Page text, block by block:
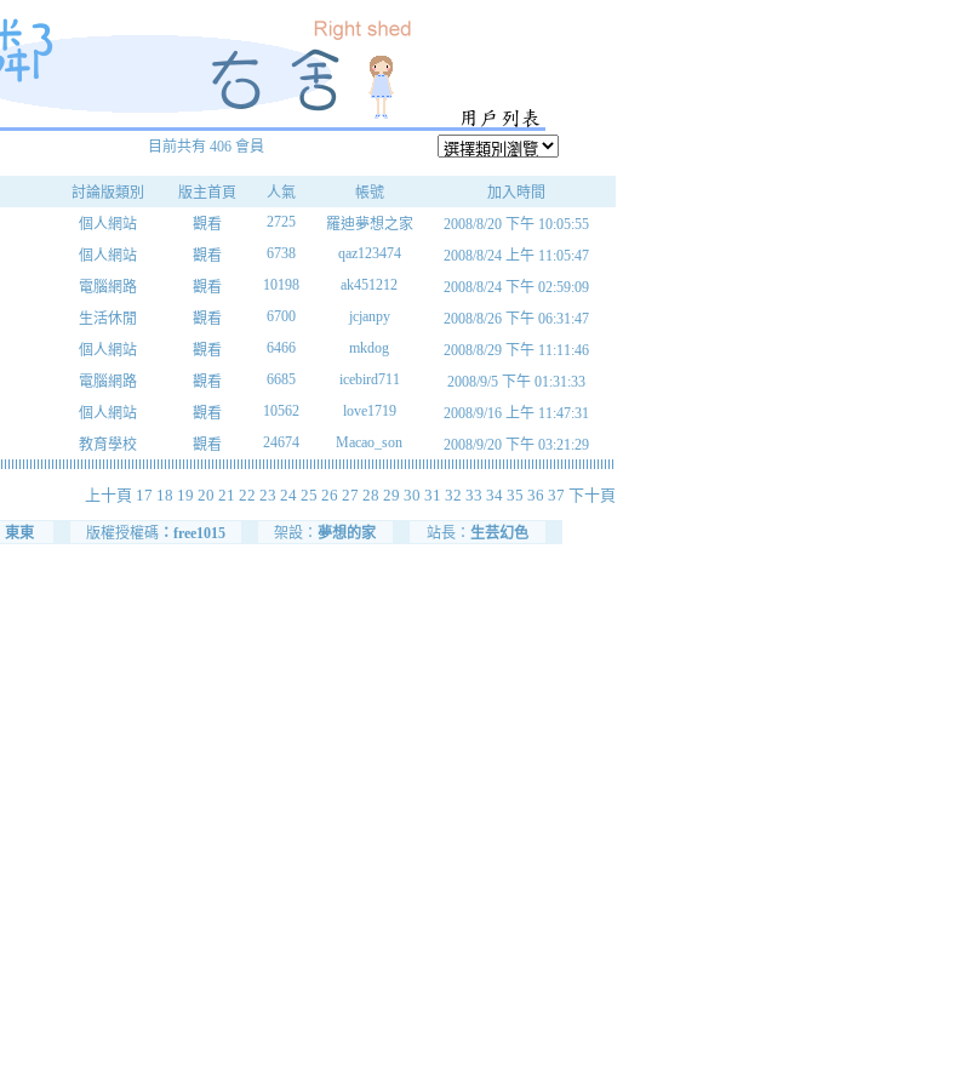
目前共有 406 會員
討論版類別 版主首頁 人氣 帳號
加入時間
個人網站 觀看 2725 羅迪夢想之家
2008/8/20 下午 10:05:55
個人網站 觀看 6738 qaz123474
2008/8/24 上午 11:05:47
電腦網路 觀看 10198 ak451212
2008/8/24 下午 02:59:09
生活休閒 觀看 6700 jcjanpy
2008/8/26 下午 06:31:47
個人網站 觀看 6466 mkdog
2008/8/29 下午 11:11:46
電腦網路 觀看 6685 icebird711
2008/9/5 下午 01:31:33
個人網站 觀看 10562 love1719
2008/9/16 上午 11:47:31
教育學校 觀看 24674 Macao_son 2008/9/20 下午 03:21:29
上十頁 17 18 19 20 21 22 23 24 25 26 27 28 29 30 31 32 33 34 35 36 37 下十頁
東東 版權授權碼：free1015 架設： 夢想的家 站長： 生芸幻色